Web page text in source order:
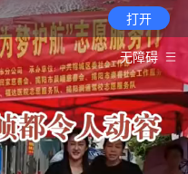
打开
无障碍